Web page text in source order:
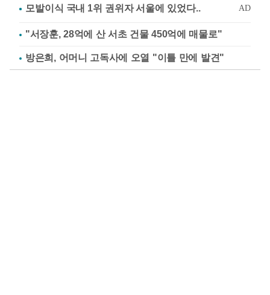
"서장훈, 28억에 산 서초 건물 450억에 매물로"
방은희, 어머니 고독사에 오열 "이틀 만에 발견"